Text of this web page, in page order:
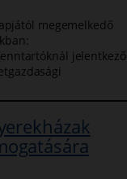
megemelkedő
jelentkező